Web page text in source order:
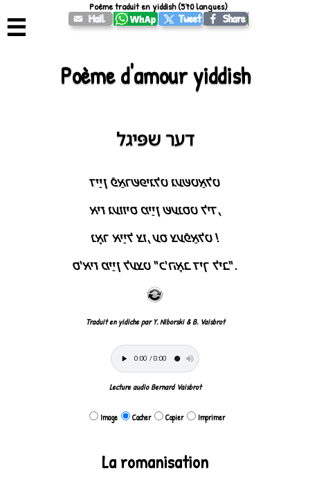
☰
Poème d'amour yiddish
דער שפּיגל
דײַן פֿאַרשפּיגלט געשטאַלט
איז געוויס מײַן שענסט ליד,
נאָר אײַל צו, עס צעפֿאַלט !
ס'איז מײַן לעצט "כ'האָב דיך ליב".
Traduit en yidiche par Y. Niborski & B. Vaisbrot
Lecture audio Bernard Vaisbrot
Image Cacher Copier Imprimer
La romanisation
Poème traduit en yiddish (570 langues)